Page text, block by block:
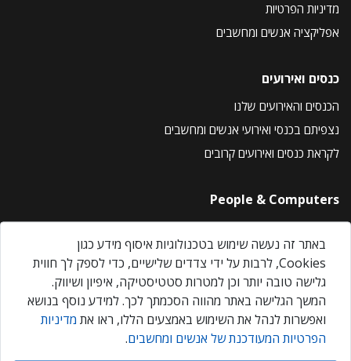
מדיניות הפרטיות
אפליקציה אנשים ומחשבים
כנסים ואירועים
הכנסים והאירועים שלנו
נצפיתם בכנסי ואירועי אנשים ומחשבים
לקראת כנסים ואירועים קרובים
People & Computers
About Us
Privacy Policy
Contact Us
Our Events
אנשים ומחשבים © 2026 – כל הזכויות שמורות
באתר זה נעשה שימוש בטכנולוגיות איסוף מידע כגון
Cookies, לרבות על ידי צדדים שלישיים, כדי לספק לך חווית
גלישה טובה יותר וכן למטרות סטטיסטיקה, איפיון ושיווק.
המשך הגלישה באתר מהווה הסכמתך לכך. למידע נוסף בנושא
ואפשרות לנהל את השימוש באמצעים הללו, ראו את מדיניות
הפרטיות המעודכנת של אנשים ומחשבים.